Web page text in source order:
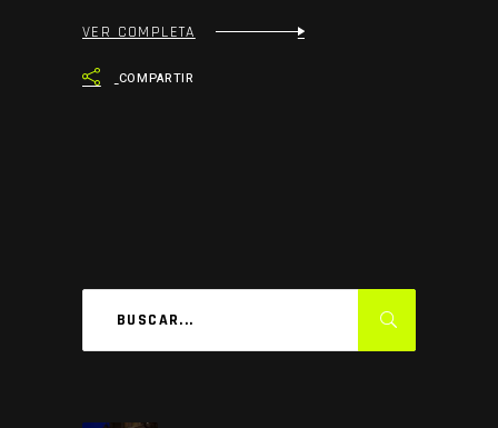
VER COMPLETA
COMPARTIR